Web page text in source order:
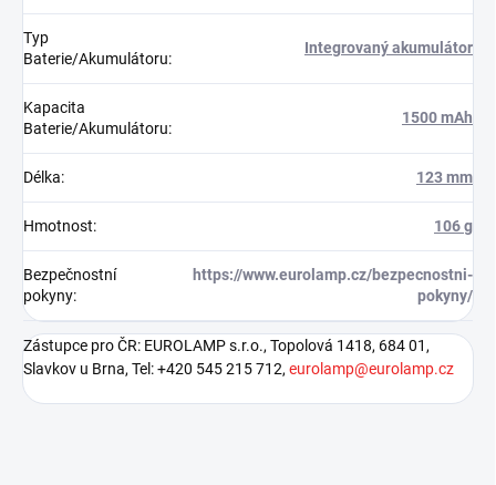
Typ
Baterie/Akumulátoru:
Integrovaný akumulátor
Kapacita
Baterie/Akumulátoru:
1500 mAh
Délka: 123 mm
Hmotnost: 106 g
Bezpečnostní
pokyny:
https://www.eurolamp.cz/bezpecnostni-
pokyny/
Zástupce pro ČR: EUROLAMP s.r.o., Topolová 1418, 684 01,
Slavkov u Brna, Tel: +420 545 215 712, eurolamp@eurolamp.cz